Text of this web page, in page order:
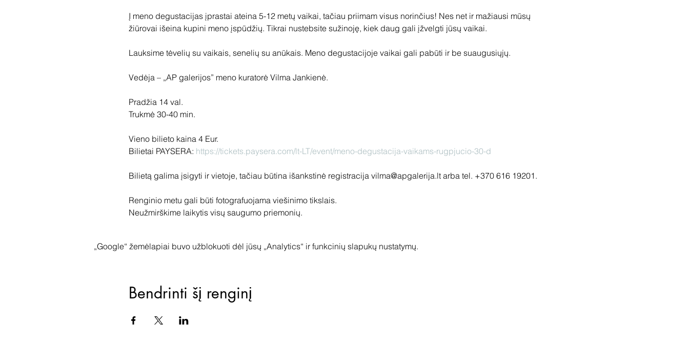
Į meno degustacijas įprastai ateina 5-12 metų vaikai, tačiau priimam visus norinčius! Nes net ir mažiausi mūsų
žiūrovai išeina kupini meno įspūdžių. Tikrai nustebsite sužinoję, kiek daug gali įžvelgti jūsų vaikai.
Lauksime tėvelių su vaikais, senelių su anūkais. Meno degustacijoje vaikai gali pabūti ir be suaugusiųjų.
Vedėja – „AP galerijos” meno kuratorė Vilma Jankienė.
Pradžia 14 val.
Trukmė 30-40 min.
Vieno bilieto kaina 4 Eur.
Bilietai PAYSERA: https://tickets.paysera.com/lt-LT/event/meno-degustacija-vaikams-rugpjucio-30-d
Bilietą galima įsigyti ir vietoje, tačiau būtina išankstinė registracija vilma@apgalerija.lt arba tel. +370 616 19201.
Renginio metu gali būti fotografuojama viešinimo tikslais.
Neužmirškime laikytis visų saugumo priemonių.
„Google“ žemėlapiai buvo užblokuoti dėl jūsų „Analytics“ ir funkcinių slapukų nustatymų.
Bendrinti šį renginį